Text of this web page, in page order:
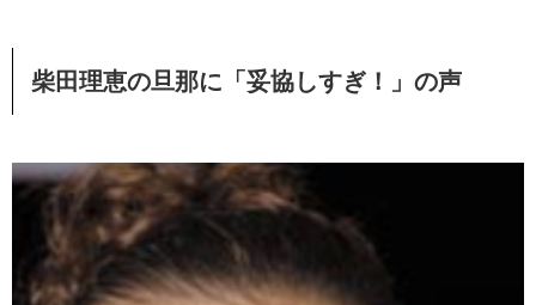
柴田理恵の旦那に「妥協しすぎ！」の声